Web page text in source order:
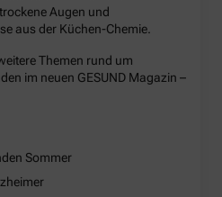
Augen und
aus der Küchen-Chemie.
Themen rund um
im neuen GESUND Magazin –
Sommer